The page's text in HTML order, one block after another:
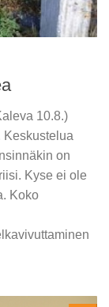
10.8.)
Keskustelua
on
Kyse ei ole
Koko